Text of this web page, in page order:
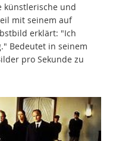
künstlerische und
mit seinem auf
erklärt: "Ich
Bedeutet in seinem
pro Sekunde zu